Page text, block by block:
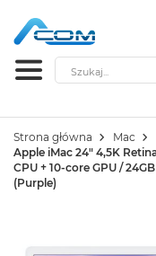
Szukaj
Strona główna Mac
Apple iMac 24" 4,5K
CPU + 10-core GPU /
(Purple)